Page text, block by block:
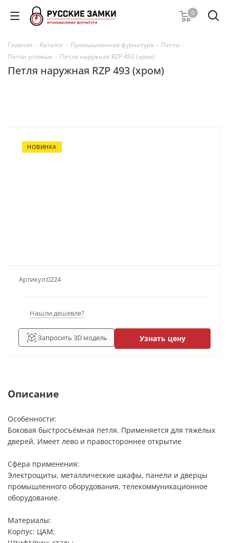
0
Главная - Каталог - Промышленная фурнитура - Петли -
Петли угловые - Петля наружная RZP 493 (хром)
Петля наружная RZP 493 (хром)
НОВИНКА
Артикул:0224
Нашли дешевле?
Запросить 3D модель Узнать цену
Описание
Особенности:
Боковая быстросъёмная петля. Применяется для тяжёлых
дверей. Имеет лево и правостороннее открытие
Сфера применения:
Электрощиты, металлические шкафы, панели и дверцы
промышленного оборудования, телекоммуникационное
оборудование.
Материалы:
Корпус: ЦАМ;